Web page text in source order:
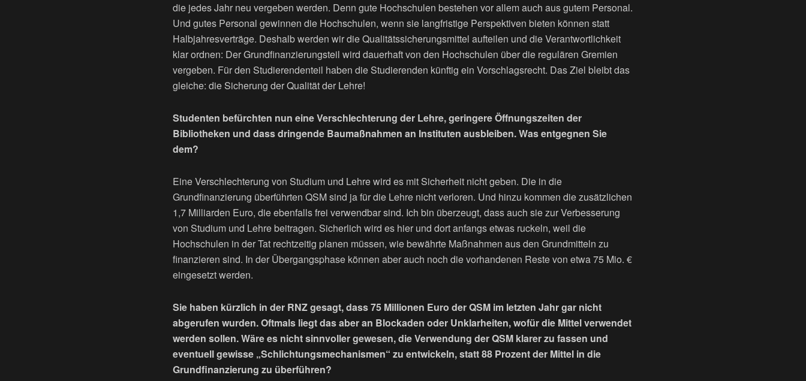
die jedes Jahr neu vergeben werden. Denn gute Hochschulen bestehen vor allem auch aus gutem Personal.
Und gutes Personal gewinnen die Hochschulen, wenn sie langfristige Perspektiven bieten können statt
Halbjahresverträge. Deshalb werden wir die Qualitätssicherungsmittel aufteilen und die Verantwortlichkeit
klar ordnen: Der Grundfinanzierungsteil wird dauerhaft von den Hochschulen über die regulären Gremien
vergeben. Für den Studierendenteil haben die Studierenden künftig ein Vorschlagsrecht. Das Ziel bleibt das
gleiche: die Sicherung der Qualität der Lehre!
Studenten befürchten nun eine Verschlechterung der Lehre, geringere Öffnungszeiten der
Bibliotheken und dass dringende Baumaßnahmen an Instituten ausbleiben. Was entgegnen Sie
dem?
Eine Verschlechterung von Studium und Lehre wird es mit Sicherheit nicht geben. Die in die
Grundfinanzierung überführten QSM sind ja für die Lehre nicht verloren. Und hinzu kommen die zusätzlichen
1,7 Milliarden Euro, die ebenfalls frei verwendbar sind. Ich bin überzeugt, dass auch sie zur Verbesserung
von Studium und Lehre beitragen. Sicherlich wird es hier und dort anfangs etwas ruckeln, weil die
Hochschulen in der Tat rechtzeitig planen müssen, wie bewährte Maßnahmen aus den Grundmitteln zu
finanzieren sind. In der Übergangsphase können aber auch noch die vorhandenen Reste von etwa 75 Mio. €
eingesetzt werden.
Sie haben kürzlich in der RNZ gesagt, dass 75 Millionen Euro der QSM im letzten Jahr gar nicht
abgerufen wurden. Oftmals liegt das aber an Blockaden oder Unklarheiten, wofür die Mittel verwendet
werden sollen. Wäre es nicht sinnvoller gewesen, die Verwendung der QSM klarer zu fassen und
eventuell gewisse „Schlichtungsmechanismen“ zu entwickeln, statt 88 Prozent der Mittel in die
Grundfinanzierung zu überführen?